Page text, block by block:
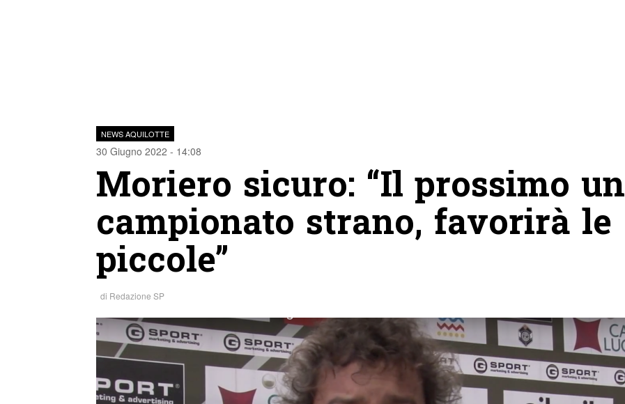
NEWS AQUILOTTE
30 Giugno 2022 - 14:08
Moriero sicuro: “Il prossimo un
campionato strano, favorirà le
piccole”
di Redazione SP